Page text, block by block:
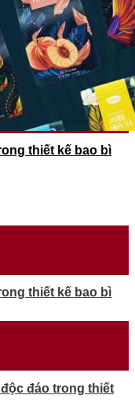
thiết kế bao bì
thiết kế bao bì
đáo trong thiết